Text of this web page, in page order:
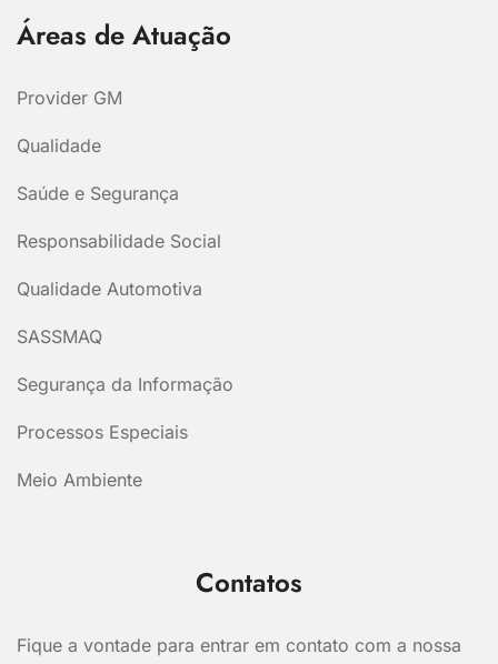
Áreas de Atuação
Provider GM
Qualidade
Saúde e Segurança
Responsabilidade Social
Qualidade Automotiva
SASSMAQ
Segurança da Informação
Processos Especiais
Meio Ambiente
Contatos
Fique a vontade para entrar em contato com a nossa